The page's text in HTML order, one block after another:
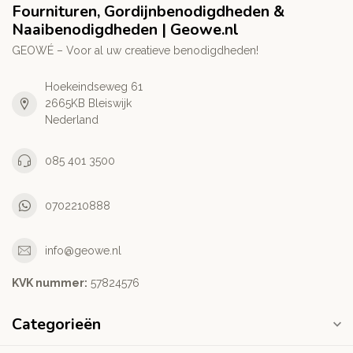
Fournituren, Gordijnbenodigdheden &
Naaibenodigdheden | Geowe.nl
GEOWÉ – Voor al uw creatieve benodigdheden!
Hoekeindseweg 61
2665KB Bleiswijk
Nederland
085 401 3500
0702210888
info@geowe.nl
KVK nummer: ‭57824576‬
Categorieën